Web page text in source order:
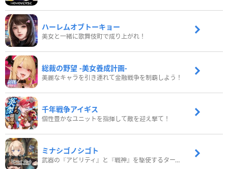
ハーレムオブトーキョー
美女と一緒に歌舞伎町で成り上がれ！
総裁の野望 -美女養成計画-
美麗なキャラを引き連れて金融戦争を制覇しよう！
千年戦争アイギス
個性豊かなユニットを指揮して敵を迎え撃て！
ミナシゴノシゴト
武器の『アビリティ』と『戦神』を駆使するターン制コマンドバトルRPG！